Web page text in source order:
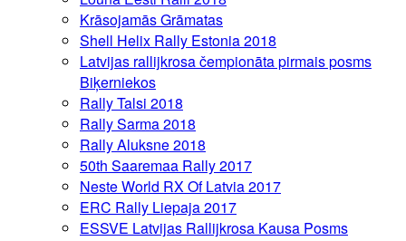
Krāsojamās Grāmatas
Shell Helix Rally Estonia 2018
Latvijas rallijkrosa čempionāta pirmais posms
Biķerniekos
Rally Talsi 2018
Rally Sarma 2018
Rally Aluksne 2018
50th Saaremaa Rally 2017
Neste World RX Of Latvia 2017
ERC Rally Liepaja 2017
ESSVE Latvijas Rallijkrosa Kausa Posms